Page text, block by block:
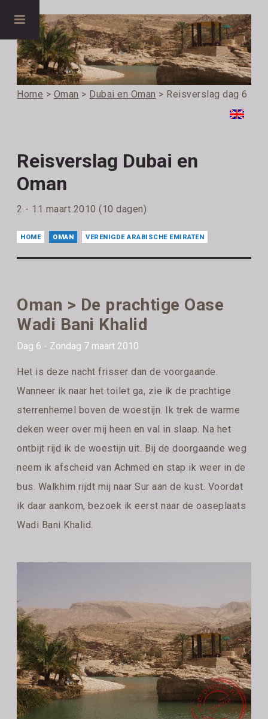
Home > Oman > Dubai en Oman > Reisverslag dag 6
Reisverslag Dubai en
Oman
2 - 11 maart 2010 (10 dagen)
HOME OMAN VERENIGDE ARABISCHE EMIRATEN
Oman > De prachtige Oase
Wadi Bani Khalid
Dag 6 - Zondag 7 maart 2010
Het is deze nacht frisser dan de voorgaande.
Wanneer ik naar het toilet ga, zie ik de prachtige
sterrenhemel boven de woestijn. Ik trek de warme
deken weer over mij heen en val in slaap. Na het
ontbijt rijd ik de woestijn uit. Bij de doorgaande weg
neem ik afscheid van Achmed en stap ik weer in de
bus. Walkhim rijdt mij naar Sur aan de kust. Voordat
ik daar aankom, bezoek ik eerst naar de oaseplaats
Wadi Bani Khalid.